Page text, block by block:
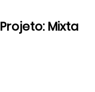
Projeto: Mixta